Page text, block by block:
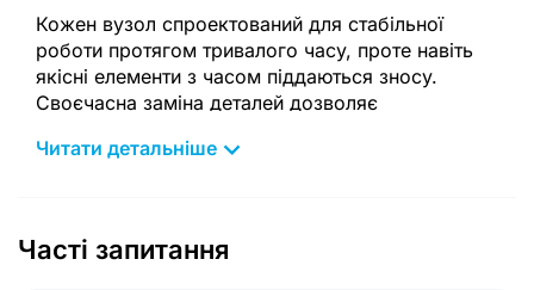
Кожен вузол спроектований для стабільної
роботи протягом тривалого часу, проте навіть
якісні елементи з часом піддаються зносу.
Своєчасна заміна деталей дозволяє
запобігати складним поломкам. При виборі
відмінності можуть бути критичними. Такий
підхід забезпечує безпечну та передбачувану
Читати детальніше
Часті запитання